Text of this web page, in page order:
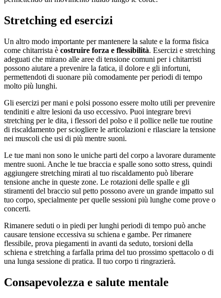
Stretching ed esercizi
Un altro modo importante per mantenere la salute e la forma fisica
come chitarrista è costruire forza e flessibilità. Esercizi e stretching
adeguati che mirano alle aree di tensione comuni per i chitarristi
possono aiutare a prevenire la fatica, il dolore e gli infortuni,
permettendoti di suonare più comodamente per periodi di tempo
molto più lunghi.
Gli esercizi per mani e polsi possono essere molto utili per prevenire
tendiniti e altre lesioni da uso eccessivo. Puoi integrare brevi
stretching per le dita, i flessori del polso e il pollice nelle tue routine
di riscaldamento per sciogliere le articolazioni e rilasciare la tensione
nei muscoli che usi di più mentre suoni.
Le tue mani non sono le uniche parti del corpo a lavorare duramente
mentre suoni. Anche le tue braccia e spalle sono sotto stress, quindi
aggiungere stretching mirati al tuo riscaldamento può liberare
tensione anche in queste zone. Le rotazioni delle spalle e gli
stiramenti del braccio sul petto possono avere un grande impatto sul
tuo corpo, specialmente per quelle sessioni più lunghe come prove o
concerti.
Rimanere seduti o in piedi per lunghi periodi di tempo può anche
causare tensione eccessiva su schiena e gambe. Per rimanere
flessibile, prova piegamenti in avanti da seduto, torsioni della
schiena e stretching a farfalla prima del tuo prossimo spettacolo o di
una lunga sessione di pratica. Il tuo corpo ti ringrazierà.
Consapevolezza e salute mentale